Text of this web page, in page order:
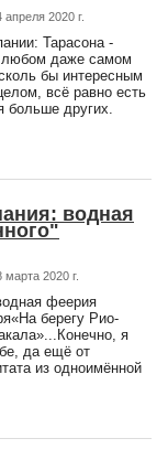
апреля 2020 г.
Тарасона -
даже самом
бы интересным
всё равно есть
больше других.
водная
марта 2020 г.
феерия
берегу Рио-
я
да ещё от
из одноимённой